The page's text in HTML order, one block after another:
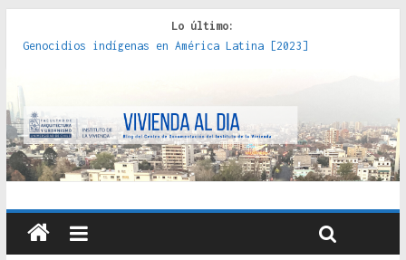
Lo último:
Genocidios indígenas en América Latina [2023]
políticas, prácticas y representaciones [2022]
crítica de las fronteras latinoamericanas [2020]
Criterios técnicos para una vivienda adecuada [2019]
Red de consultorios de la Caja del Seguro Obrero en
Santiago : un patrimonio emblemático [2014]